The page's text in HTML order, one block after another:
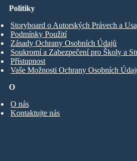
O
O nás
Kontaktujte nás
Politiky
Storyboard o Autorských Právech a
Podmínky Použití
Zásady Ochrany Osobních Údajů
Soukromí a Zabezpečení pro Školy a
Přístupnost
Vaše Možnosti Ochrany Osobních